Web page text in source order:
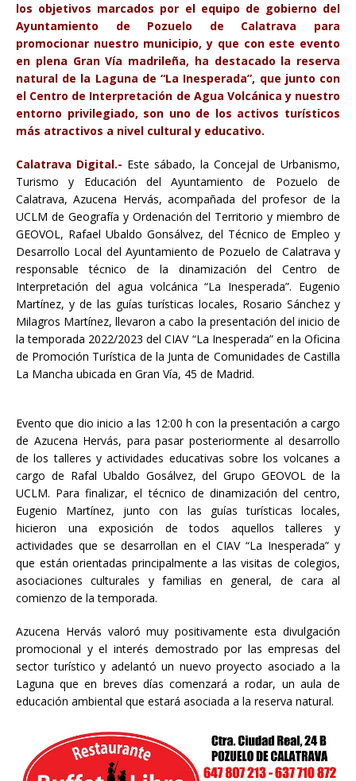
los objetivos marcados por el equipo de gobierno del
Ayuntamiento de Pozuelo de Calatrava para
promocionar nuestro municipio, y que con este evento
en plena Gran Vía madrileña, ha destacado la reserva
natural de la Laguna de “La Inesperada”, que junto con
el Centro de Interpretación de Agua Volcánica y nuestro
entorno privilegiado, son uno de los activos turísticos
más atractivos a nivel cultural y educativo.
Calatrava Digital.- Este sábado, la Concejal de Urbanismo,
Turismo y Educación del Ayuntamiento de Pozuelo de
Calatrava, Azucena Hervás, acompañada del profesor de la
UCLM de Geografía y Ordenación del Territorio y miembro de
GEOVOL, Rafael Ubaldo Gonsálvez, del Técnico de Empleo y
Desarrollo Local del Ayuntamiento de Pozuelo de Calatrava y
responsable técnico de la dinamización del Centro de
Interpretación del agua volcánica “La Inesperada”. Eugenio
Martínez, y de las guías turísticas locales, Rosario Sánchez y
Milagros Martínez, llevaron a cabo la presentación del inicio de
la temporada 2022/2023 del CIAV “La Inesperada” en la Oficina
de Promoción Turística de la Junta de Comunidades de Castilla
La Mancha ubicada en Gran Vía, 45 de Madrid.
Evento que dio inicio a las 12:00 h con la presentación a cargo
de Azucena Hervás, para pasar posteriormente al desarrollo
de los talleres y actividades educativas sobre los volcanes a
cargo de Rafal Ubaldo Gosálvez, del Grupo GEOVOL de la
UCLM. Para finalizar, el técnico de dinamización del centro,
Eugenio Martínez, junto con las guías turísticas locales,
hicieron una exposición de todos aquellos talleres y
actividades que se desarrollan en el CIAV “La Inesperada” y
que están orientadas principalmente a las visitas de colegios,
asociaciones culturales y familias en general, de cara al
comienzo de la temporada.
Azucena Hervás valoró muy positivamente esta divulgación
promocional y el interés demostrado por las empresas del
sector turístico y adelantó un nuevo proyecto asociado a la
Laguna que en breves días comenzará a rodar, un aula de
educación ambiental que estará asociada a la reserva natural.